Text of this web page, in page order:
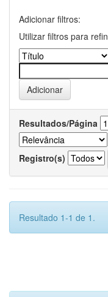
Adicionar filtros:
Utilizar filtros para
Resultados/Página
Registro(s)
Resultado 1-1 de 1.